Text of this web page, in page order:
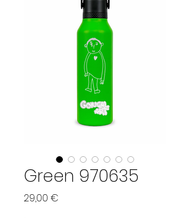
Green 970635
29,00 €